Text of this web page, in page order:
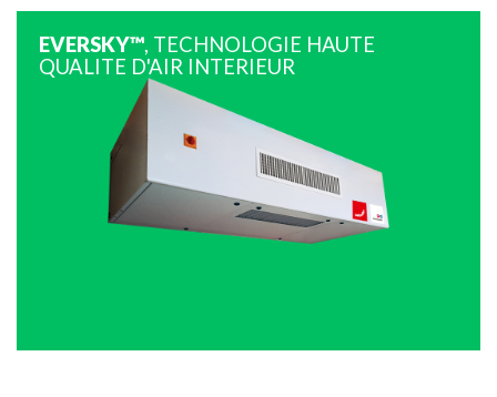
EVERSKY™, TECHNOLOGIE HAUTE
QUALITE D'AIR INTERIEUR